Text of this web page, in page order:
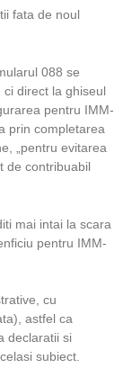
fata de noul
088 se
direct la ghiseul
pentru IMM-
prin completarea
„pentru evitarea
de contribuabil
mai intai la scara
pentru IMM-
cu
astfel ca
declaratii si
subiect.